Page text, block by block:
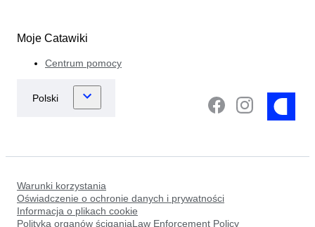
Moje Catawiki
Centrum pomocy
Warunki korzystania
Oświadczenie o ochronie danych i prywatności
Informacja o plikach cookie
Polityka organów ściganiaLaw Enforcement Policy